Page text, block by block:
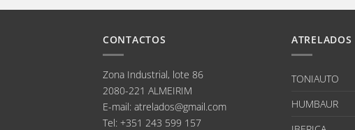
CONTACTOS
Zona Industrial, lote 86
2080-221 ALMEIRIM
E-mail: atrelados@gmail.com
Tel: +351 243 599 157
ATRELADOS
TONIAUTO
HUMBAUR